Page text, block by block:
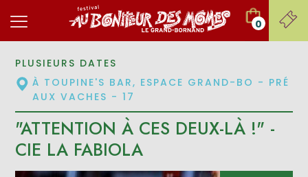
0
PLUSIEURS DATES
À TOUPINE'S BAR, ESPACE GRAND-BO - PRÉ
AUX VACHES - 17
"ATTENTION À CES DEUX-LÀ !" -
CIE LA FABIOLA